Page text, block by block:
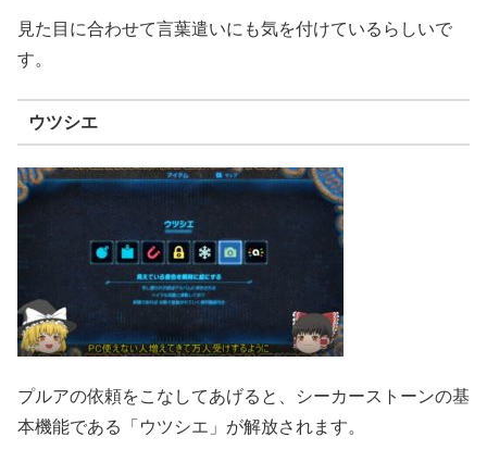
見た目に合わせて言葉遣いにも気を付けているらしいで
す。
ウツシエ
プルアの依頼をこなしてあげると、シーカーストーンの基
本機能である「ウツシエ」が解放されます。